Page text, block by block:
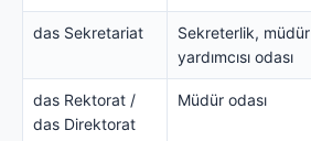
das Sekretariat
Sekreterlik, müdür
yardımcısı odası
das Rektorat /
das Direktorat
Müdür odası